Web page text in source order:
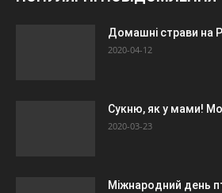
Домашні страви на
2020-04-12
Сукню, як у мами!
2020-03-23
Міжнародний день